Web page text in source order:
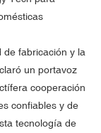
de fabricación y la
un portavoz
cooperación
confiables y de
tecnología de